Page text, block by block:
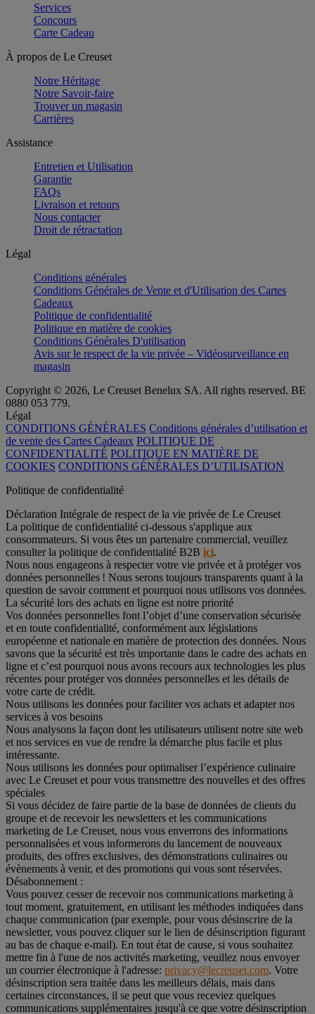
Services
Concours
Carte Cadeau
À propos de Le Creuset
Notre Héritage
Notre Savoir-faire
Trouver un magasin
Carrières
Assistance
Entretien et Utilisation
Garantie
FAQs
Livraison et retours
Nous contacter
Droit de rétractation
Légal
Conditions générales
Conditions Générales de Vente et d'Utilisation des Cartes
Cadeaux
Politique de confidentialité
Politique en matière de cookies
Conditions Générales D'utilisation
Avis sur le respect de la vie privée – Vidéosurveillance en
magasin
Copyright © 2026, Le Creuset Benelux SA. All rights reserved. BE
0880 053 779.
Légal
CONDITIONS GÉNÉRALES Conditions générales d’utilisation et
de vente des Cartes Cadeaux POLITIQUE DE
CONFIDENTIALITÉ POLITIQUE EN MATIÈRE DE
COOKIES CONDITIONS GÉNÉRALES D’UTILISATION
Politique de confidentialité
Déclaration Intégrale de respect de la vie privée de Le Creuset
La politique de confidentialité ci-dessous s'applique aux
consommateurs. Si vous êtes un partenaire commercial, veuillez
consulter la politique de confidentialité B2B ici.
Nous nous engageons à respecter votre vie privée et à protéger vos
données personnelles ! Nous serons toujours transparents quant à la
question de savoir comment et pourquoi nous utilisons vos données.
La sécurité lors des achats en ligne est notre priorité
Vos données personnelles font l’objet d’une conservation sécurisée
et en toute confidentialité, conformément aux législations
européenne et nationale en matière de protection des données. Nous
savons que la sécurité est très importante dans le cadre des achats en
ligne et c’est pourquoi nous avons recours aux technologies les plus
récentes pour protéger vos données personnelles et les détails de
votre carte de crédit.
Nous utilisons les données pour faciliter vos achats et adapter nos
services à vos besoins
Nous analysons la façon dont les utilisateurs utilisent notre site web
et nos services en vue de rendre la démarche plus facile et plus
intéressante.
Nous utilisons les données pour optimaliser l’expérience culinaire
avec Le Creuset et pour vous transmettre des nouvelles et des offres
spéciales
Si vous décidez de faire partie de la base de données de clients du
groupe et de recevoir les newsletters et les communications
marketing de Le Creuset, nous vous enverrons des informations
personnalisées et vous informerons du lancement de nouveaux
produits, des offres exclusives, des démonstrations culinaires ou
évènements à venir, et des promotions qui vous sont réservées.
Désabonnement :
Vous pouvez cesser de recevoir nos communications marketing à
tout moment, gratuitement, en utilisant les méthodes indiquées dans
chaque communication (par exemple, pour vous désinscrire de la
newsletter, vous pouvez cliquer sur le lien de désinscription figurant
au bas de chaque e-mail). En tout état de cause, si vous souhaitez
mettre fin à l'une de nos activités marketing, veuillez nous envoyer
un courrier électronique à l'adresse: privacy@lecreuset.com. Votre
désinscription sera traitée dans les meilleurs délais, mais dans
certaines circonstances, il se peut que vous receviez quelques
communications supplémentaires jusqu'à ce que votre désinscription